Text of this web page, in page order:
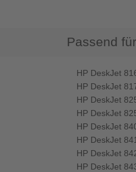
Passend
HP DeskJet
HP DeskJet
HP DeskJet
HP DeskJet
HP DeskJet
HP DeskJet
HP DeskJet
HP DeskJet